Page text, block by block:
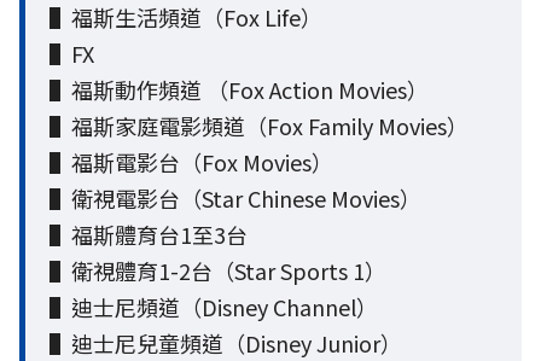
▌福斯生活頻道（Fox Life）
▌FX
▌福斯動作頻道 （Fox Action Movies）
▌福斯家庭電影頻道（Fox Family Movies）
▌福斯電影台（Fox Movies）
▌衛視電影台（Star Chinese Movies）
▌福斯體育台1至3台
▌衛視體育1-2台（Star Sports 1）
▌迪士尼頻道（Disney Channel）
▌迪士尼兒童頻道（Disney Junior）